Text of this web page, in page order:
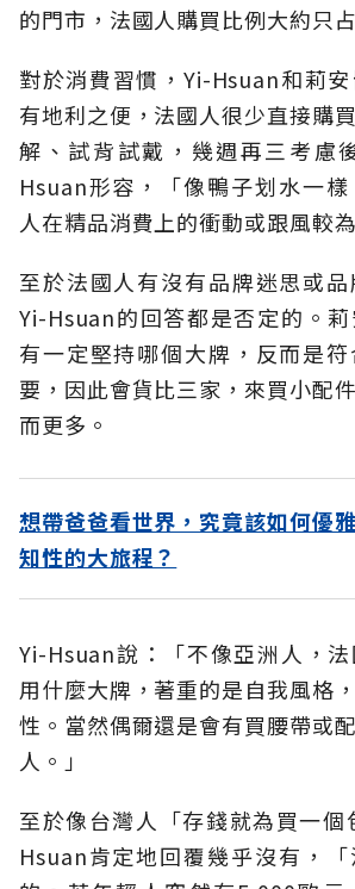
的門市，法國人購買比例大約只
對於消費習慣，Yi-Hsuan和莉
有地利之便，法國人很少直接購
解、試背試戴，幾週再三考慮
Hsuan形容，「像鴨子划水一
人在精品消費上的衝動或跟風較
至於法國人有沒有品牌迷思或
Yi-Hsuan的回答都是否定的。
有一定堅持哪個大牌，反而是
要，因此會貨比三家，來買小配
而更多。
想帶爸爸看世界，究竟該如何優
知性的大旅程？
Yi-Hsuan說：「不像亞洲人，
用什麼大牌，著重的是自我風格
性。當然偶爾還是會有買腰帶或
人。」
至於像台灣人「存錢就為買一個
Hsuan肯定地回覆幾乎沒有，